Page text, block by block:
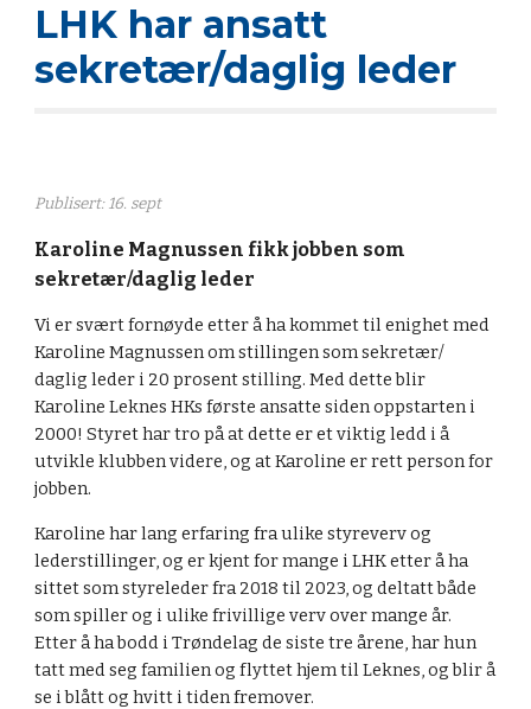
LHK har ansatt
sekretær/daglig leder
Publisert:16. sept
Karoline Magnussen fikk jobben som
sekretær/daglig leder
Vi er svært fornøyde etter å ha kommet til enighet med
Karoline Magnussen om stillingen som sekretær/
daglig leder i 20 prosent stilling. Med dette blir
Karoline Leknes HKs første ansatte siden oppstarten i
2000! Styret har tro på at dette er et viktig ledd i å
utvikle klubben videre, og at Karoline er rett person for
jobben.
Karoline har lang erfaring fra ulike styreverv og
lederstillinger, og er kjent for mange i LHK etter å ha
sittet som styreleder fra 2018 til 2023, og deltatt både
som spiller og i ulike frivillige verv over mange år.
Etter å ha bodd i Trøndelag de siste tre årene, har hun
tatt med seg familien og flyttet hjem til Leknes, og blir å
se i blått og hvitt i tiden fremover.